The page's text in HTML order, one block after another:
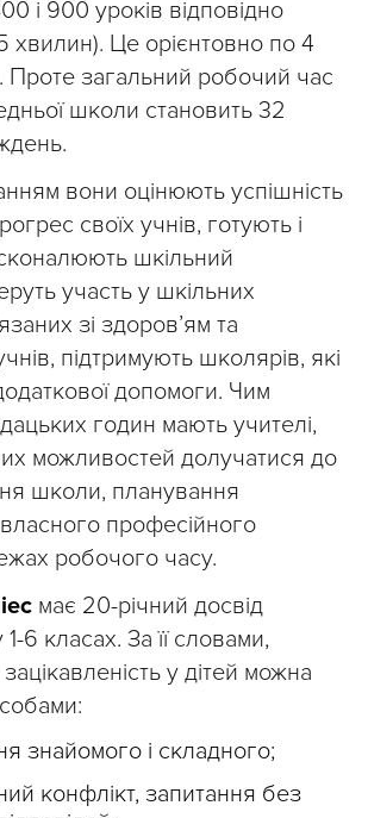
і 900 уроків відповідно
хвилин). Це орієнтовно по 4
загальний робочий час
школи становить 32
вони оцінюють успішність
своїх учнів, готують і
шкільний
участь у шкільних
зі здоров’ям та
підтримують школярів, які
допомоги. Чим
годин мають учителі,
можливостей долучатися до
школи, планування
професійного
робочого часу.
має 20-річний досвід
6 класах. За її словами,
у дітей можна
знайомого і складного;
конфлікт, запитання без